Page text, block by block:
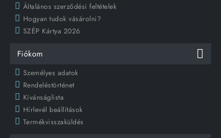
Általános szerződési feltételek
Hogyan tudok vásárolni?
SZÉP Kártya 2026
Fiókom
Személyes adatok
Rendeléstörténet
Kívánságlista
Hírlevél beállítások
Termékvisszaküldés